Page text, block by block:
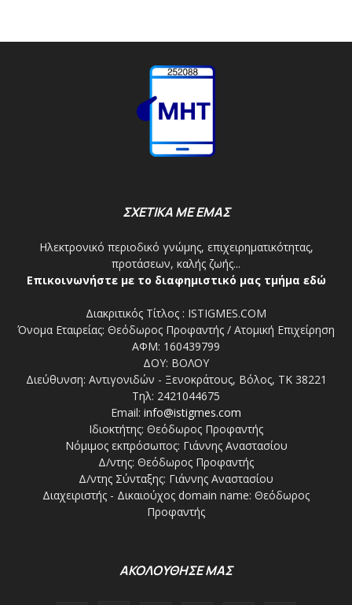
ΣΧΕΤΙΚΑ ΜΕ ΕΜΑΣ
Ηλεκτρονικό περιοδικό γνώμης, επιχειρηματικότητας,
προτάσεων, καλής ζωής...
Επικοινωνήστε με το διαφημιστικό μας τμήμα εδώ
Διακριτικός Τίτλος : ISTIGMES.COM
Όνομα Εταιρείας: Θεόδωρος Προφαντής / Ατομική Επιχείρηση
ΑΦΜ: 160439799
ΔΟΥ: ΒΟΛΟΥ
Διεύθυνση: Αντιγονιδών - Ξενοκράτους, Βόλος, ΤΚ 38221
Τηλ: 2421044675
Email: info@istigmes.com
Ιδιοκτήτης: Θεόδωρος Προφαντής
Νόμιμος εκπρόσωπος: Γιάννης Αναστασίου
Δ/ντης: Θεόδωρος Προφαντής
Δ/ντης Σύνταξης: Γιάννης Αναστασίου
Διαχειριστής - Δικαιούχος domain name: Θεόδωρος
Προφαντής
ΑΚΟΛΟΥΘΗΣΕ ΜΑΣ